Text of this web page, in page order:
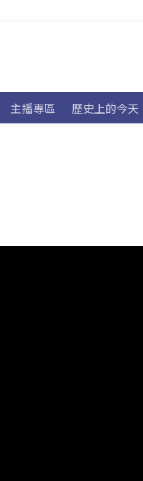
主播專區 歷史上的今天